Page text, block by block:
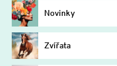
Novinky
Zvířata